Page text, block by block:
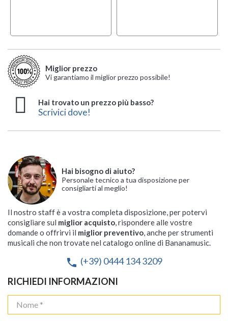
Miglior prezzo
Vi garantiamo il miglior prezzo possibile!
Hai trovato un prezzo più basso?
Scrivici dove!
Hai bisogno di aiuto?
Personale tecnico a tua disposizione per
consigliarti al meglio!
Il nostro staff è a vostra completa disposizione, per potervi
consigliare sul miglior acquisto, rispondere alle vostre
domande o offrirvi il miglior preventivo, anche per strumenti
musicali che non trovate nel catalogo online di Bananamusic.
phone (+39) 0444 134 3209
RICHIEDI INFORMAZIONI